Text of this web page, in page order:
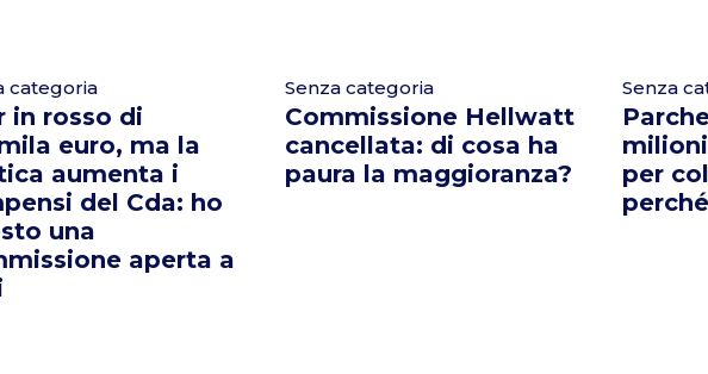
categoria
in rosso di
euro, ma la
aumenta i
del Cda: ho
una
aperta a
Senza categoria
Commissione Hellwatt
cancellata: di cosa ha
paura la maggioranza?
Senza
per